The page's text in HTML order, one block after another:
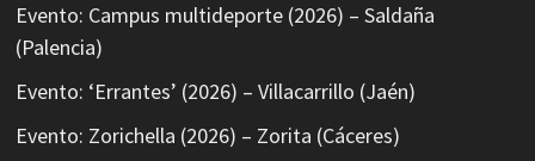
Evento: Campus multideporte (2026) – Saldaña
(Palencia)
Evento: ‘Errantes’ (2026) – Villacarrillo (Jaén)
Evento: Zorichella (2026) – Zorita (Cáceres)